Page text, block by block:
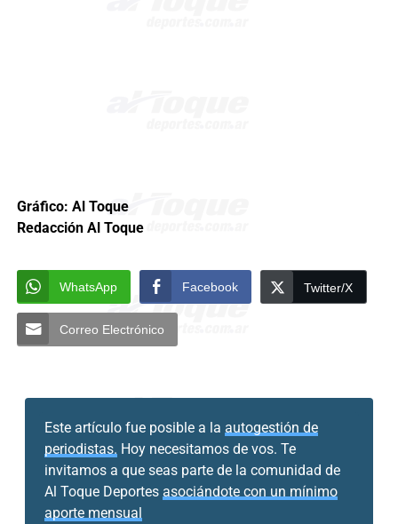
Gráfico: Al Toque
Redacción Al Toque
WhatsApp Facebook Twitter/X
Correo Electrónico
Este artículo fue posible a la autogestión de
periodistas. Hoy necesitamos de vos. Te
invitamos a que seas parte de la comunidad de
Al Toque Deportes asociándote con un mínimo
aporte mensual